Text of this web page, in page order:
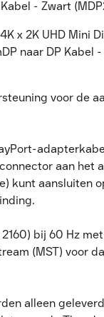
- Zwart
x 2K UHD Mini
naar DP Kabel
voor de
aan het
aansluiten
bij 60 Hz
(MST) voor
alleen